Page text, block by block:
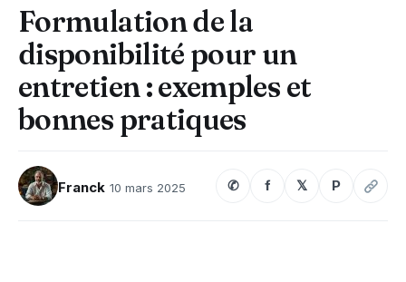
Formulation de la
disponibilité pour un
entretien : exemples et
bonnes pratiques
Franck 10 mars 2025 ✆ f 𝕏 P